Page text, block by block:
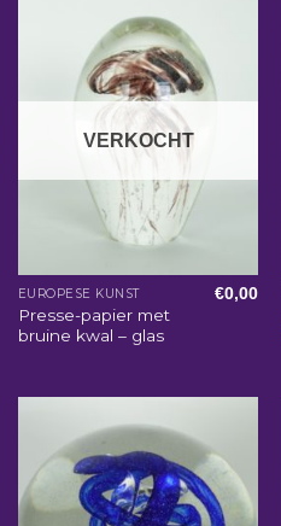
VERKOCHT
EUROPESE KUNST
Presse-papier met
bruine kwal – glas
€0,00